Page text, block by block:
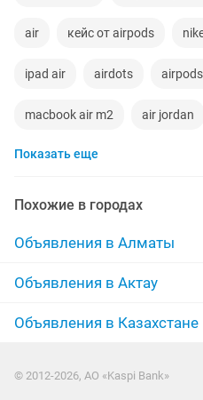
air кейс от airpods
ipad air airdots
macbook air m2 air jordan
airpods apple
Показать еще
Похожие в городах
Объявления в Алматы
Объявления в Актау
Объявления в Казахстане
© 2012-2026, АО «Kaspi Bank»